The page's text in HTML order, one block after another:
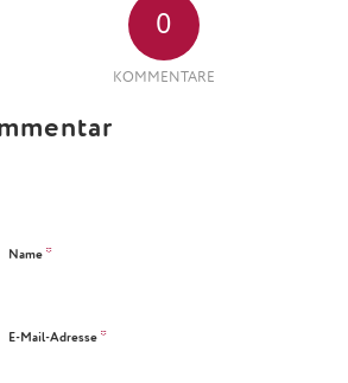
0
KOMMENTARE
Name *
E-Mail-Adresse *